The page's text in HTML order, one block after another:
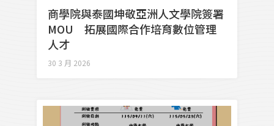
商學院與泰國坤敬亞洲人文學院簽署
MOU 拓展國際合作培育數位管理
人才
30 3 月 2026